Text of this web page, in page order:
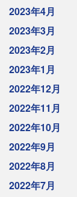
2023年4月
2023年3月
2023年2月
2023年1月
2022年12月
2022年11月
2022年10月
2022年9月
2022年8月
2022年7月